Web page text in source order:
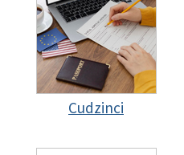
Cudzinci